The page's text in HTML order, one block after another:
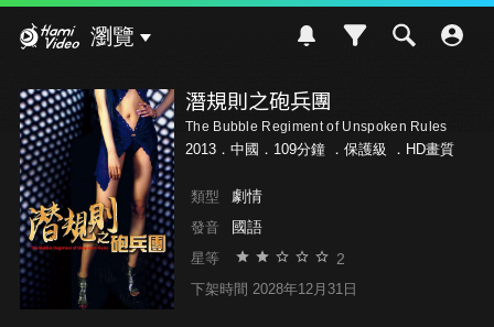
瀏覽
潛規則之砲兵團
The Bubble Regiment of Unspoken Rules
2013．中國．109分鐘 ． 保護級 ．HD畫質
類型 劇情
發音 國語
星等 2
下架時間 2028年12月31日